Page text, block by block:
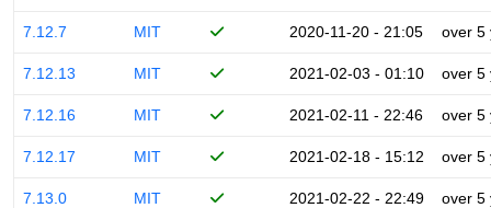
7.12.7 MIT 2020-11-20 - 21:05 over 5
7.12.13 MIT 2021-02-03 - 01:10 over 5
7.12.16 MIT 2021-02-11 - 22:46 over 5
7.12.17 MIT 2021-02-18 - 15:12 over 5
7.13.0 MIT 2021-02-22 - 22:49 over 5